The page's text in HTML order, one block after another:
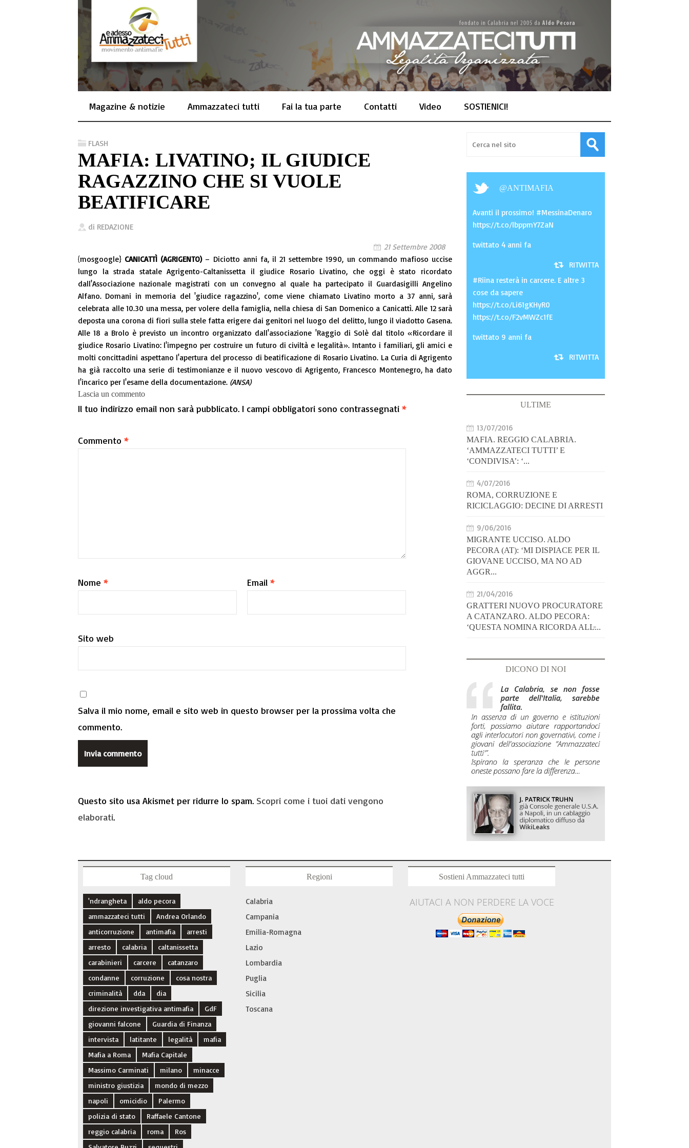
Magazine & notizie Ammazzateci tutti Fai la tua parte Contatti Video SOSTIENICI!
FLASH
MAFIA: LIVATINO; IL GIUDICE
RAGAZZINO CHE SI VUOLE
BEATIFICARE
di REDAZIONE
21 Settembre 2008
{mosgoogle} CANICATTÌ (AGRIGENTO)– Diciotto anni fa, il 21 settembre 1990, un commando mafioso uccise
lungo la strada statale Agrigento-Caltanissetta il giudice Rosario Livatino, che oggi è stato ricordato
dall'Associazione nazionale magistrati con un convegno al quale ha partecipato il Guardasigilli Angelino
Alfano. Domani in memoria del 'giudice ragazzino', come viene chiamato Livatino morto a 37 anni, sarà
celebrata alle 10.30 una messa, per volere della famiglia, nella chiesa di San Domenico a Canicattì. Alle 12 sarà
deposta una corona di fiori sulla stele fatta erigere dai genitori nel luogo del delitto, lungo il viadotto Gasena.
Alle 18 a Brolo è previsto un incontro organizzato dall'associazione 'Raggio di Solè dal titolo «Ricordare il
giudice Rosario Livatino: l'impegno per costruire un futuro di civiltà e legalità». Intanto i familiari, gli amici e
molti concittadini aspettano l'apertura del processo di beatificazione di Rosario Livatino. La Curia di Agrigento
ha già raccolto una serie di testimonianze e il nuovo vescovo di Agrigento, Francesco Montenegro, ha dato
l'incarico per l'esame della documentazione. (ANSA)
Lascia un commento
Il tuo indirizzo email non sarà pubblicato. I campi obbligatori sono contrassegnati *
Commento *
Nome * Email *
Sito web
Salva il mio nome, email e sito web in questo browser per la prossima volta che
commento.
Questo sito usa Akismet per ridurre lo spam. Scopri come i tuoi dati vengono
elaborati.
@ANTIMAFIA
Avanti il prossimo! #MessinaDenaro
https://t.co/lbppmY7ZaN
twittato 4 anni fa
RITWITTA
#Riina resterà in carcere. E altre 3
cose da sapere
https://t.co/Li61gKHyR0
https://t.co/F2vMWZc1fE
twittato 9 anni fa
RITWITTA
ULTIME
13/07/2016
MAFIA. REGGIO CALABRIA.
‘AMMAZZATECI TUTTI’ E
‘CONDIVISA’: ‘...
4/07/2016
ROMA, CORRUZIONE E
RICICLAGGIO: DECINE DI ARRESTI
9/06/2016
MIGRANTE UCCISO. ALDO
PECORA (AT): ‘MI DISPIACE PER IL
GIOVANE UCCISO, MA NO AD
AGGR...
21/04/2016
GRATTERI NUOVO PROCURATORE
A CATANZARO. ALDO PECORA:
‘QUESTA NOMINA RICORDA ALL̵...
DICONO DI NOI
Tag cloud
'ndrangheta
aldo pecora
ammazzateci tutti
Andrea Orlando
anticorruzione
antimafia
arresti
arresto
calabria
caltanissetta
carabinieri
carcere
catanzaro
condanne
corruzione
cosa nostra
criminalità
dda
dia
direzione investigativa antimafia
GdF
giovanni falcone
Guardia di Finanza
intervista
latitante legalità
mafia
Mafia a Roma
Mafia Capitale
Massimo Carminati
milano
minacce
ministro giustizia
mondo di mezzo
napoli
omicidio
Palermo
polizia di stato
Raffaele Cantone
reggio calabria
roma
Ros
Regioni
Calabria
Campania
Emilia-Romagna
Lazio
Lombardia
Puglia
Sicilia
Toscana
Sostieni Ammazzateci tutti
AIUTACI A NON PERDERE LA VOCE